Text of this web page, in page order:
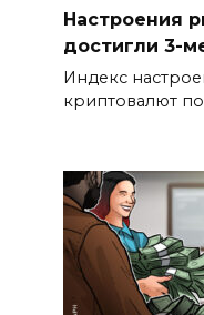
Настроения
достигли 3-
Индекс
криптовалют